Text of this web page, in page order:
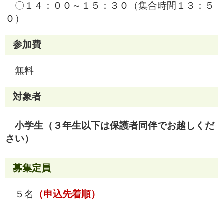
〇１４：００～１５：３０（集合時間１３：５
０）
参加費
無料
対象者
小学生（３年生以下は保護者同伴でお越しくだ
さい）
募集定員
５名 （申込先着順）